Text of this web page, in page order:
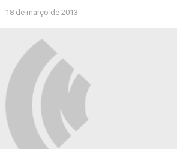
18 de março de 2013